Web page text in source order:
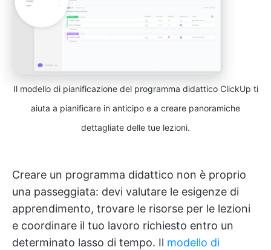
Il modello di pianificazione del programma didattico ClickUp ti
aiuta a pianificare in anticipo e a creare panoramiche
dettagliate delle tue lezioni.
Creare un programma didattico non è proprio
una passeggiata: devi valutare le esigenze di
apprendimento, trovare le risorse per le lezioni
e coordinare il tuo lavoro richiesto entro un
determinato lasso di tempo. Il modello di